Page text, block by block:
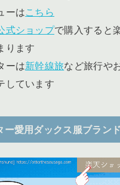
ーはこちら
式ショップで購入すると
ります
ーは新幹線旅など旅行や
しています
ー愛用ダックス服ブランド